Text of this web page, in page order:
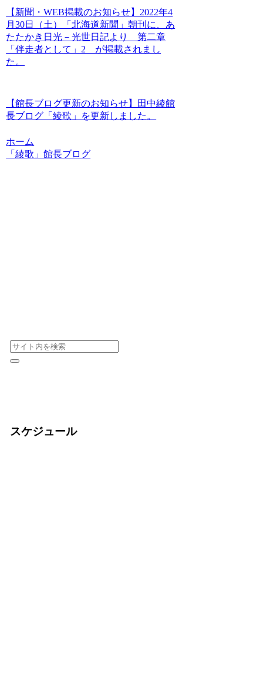
【新聞・WEB掲載のお知らせ】2022年4
月30日（土）「北海道新聞」朝刊に、あ
たたかき日光－光世日記より 第二章
「伴走者として」2 が掲載されまし
た。
【館長ブログ更新のお知らせ】田中綾館
長ブログ「綾歌」を更新しました。
ホーム
「綾歌」館長ブログ
スケジュール